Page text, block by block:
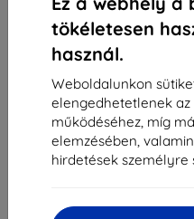
tökéletesen
használ.
Weboldalunkon
elengedhetetlenek
működéséhez, míg
elemzésében,
hirdetések személyre
6 291 Ft
Raktáron 4 darab
Összes találat5